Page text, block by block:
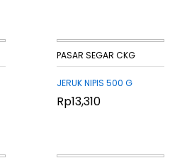
PASAR SEGAR CKG
JERUK NIPIS 500 G
Rp13,310
Rp13,310